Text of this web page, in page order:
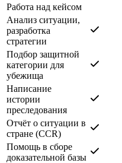
Работа над кейсом
Анализ ситуации,
разработка
стратегии
Подбор защитной
категории для
убежища
Написание
истории
преследования
Отчёт о ситуации в
стране (CCR)
Помощь в сборе
доказательной базы